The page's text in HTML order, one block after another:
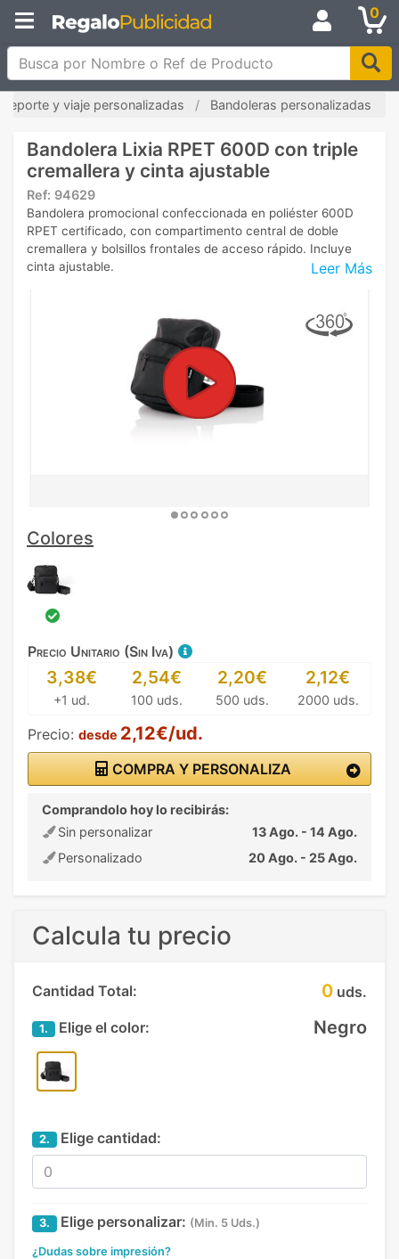
0
Busca por Nombre o Ref de Producto
y viaje personalizadas Bandoleras personalizadas
Bandolera Lixia RPET 600D con triple
cremallera y cinta ajustable
Ref: 94629
Leer Más
Bandolera promocional confeccionada en poliéster 600D
RPET certificado, con compartimento central de doble
cremallera y bolsillos frontales de acceso rápido. Incluye
cinta ajustable.
Colores
Precio Unitario (Sin Iva)
3,38€
+1 ud.
2,54€
100 uds.
2,20€
500 uds.
2,12€
2000 uds.
Precio: desde 2,12€/ud.
COMPRA Y PERSONALIZA
Comprandolo hoy lo recibirás:
Sin personalizar
13 Ago. - 14 Ago.
Personalizado
20 Ago. - 25 Ago.
Calcula tu precio
Cantidad Total: 0 uds.
1. Elige el color: Negro
2. Elige cantidad:
3. Elige personalizar: (Min. 5 Uds.)
¿Dudas sobre impresión?